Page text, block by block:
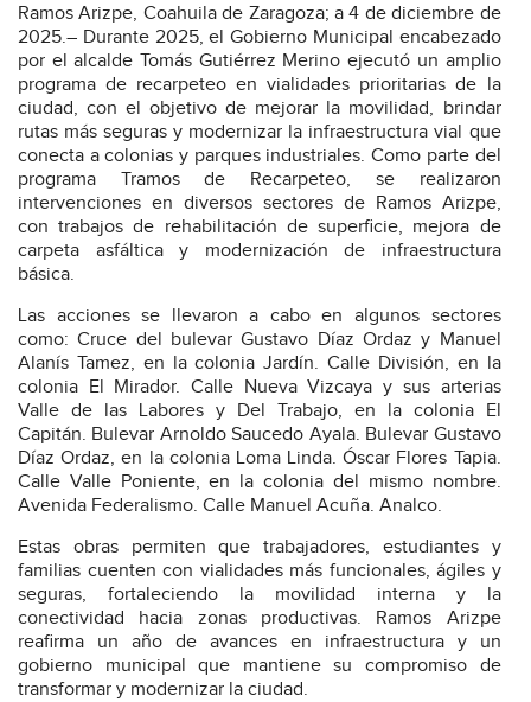
Ramos Arizpe, Coahuila de Zaragoza; a 4 de diciembre de
2025.– Durante 2025, el Gobierno Municipal encabezado
por el alcalde Tomás Gutiérrez Merino ejecutó un amplio
programa de recarpeteo en vialidades prioritarias de la
ciudad, con el objetivo de mejorar la movilidad, brindar
rutas más seguras y modernizar la infraestructura vial que
conecta a colonias y parques industriales. Como parte del
programa Tramos de Recarpeteo, se realizaron
intervenciones en diversos sectores de Ramos Arizpe,
con trabajos de rehabilitación de superficie, mejora de
carpeta asfáltica y modernización de infraestructura
básica.
Las acciones se llevaron a cabo en algunos sectores
como: Cruce del bulevar Gustavo Díaz Ordaz y Manuel
Alanís Tamez, en la colonia Jardín. Calle División, en la
colonia El Mirador. Calle Nueva Vizcaya y sus arterias
Valle de las Labores y Del Trabajo, en la colonia El
Capitán. Bulevar Arnoldo Saucedo Ayala. Bulevar Gustavo
Díaz Ordaz, en la colonia Loma Linda. Óscar Flores Tapia.
Calle Valle Poniente, en la colonia del mismo nombre.
Avenida Federalismo. Calle Manuel Acuña. Analco.
Estas obras permiten que trabajadores, estudiantes y
familias cuenten con vialidades más funcionales, ágiles y
seguras, fortaleciendo la movilidad interna y la
conectividad hacia zonas productivas. Ramos Arizpe
reafirma un año de avances en infraestructura y un
gobierno municipal que mantiene su compromiso de
transformar y modernizar la ciudad.